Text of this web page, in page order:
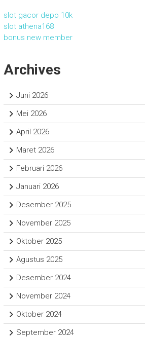
slot gacor depo 10k
slot athena168
bonus new member
Archives
Juni 2026
Mei 2026
April 2026
Maret 2026
Februari 2026
Januari 2026
Desember 2025
November 2025
Oktober 2025
Agustus 2025
Desember 2024
November 2024
Oktober 2024
September 2024